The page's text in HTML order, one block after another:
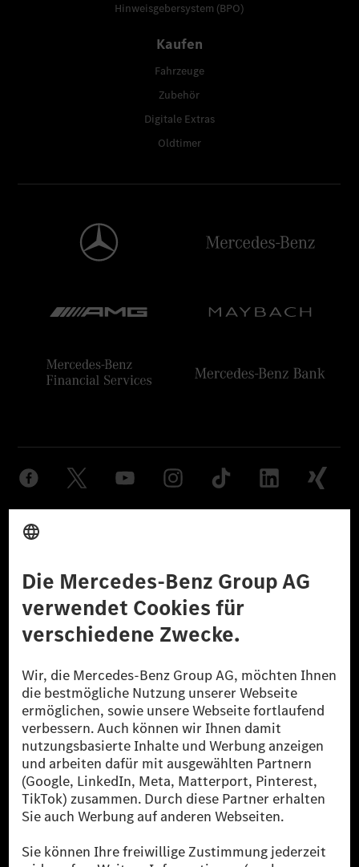
Hinweisgebersystem (BPO)
Kaufen
Fahrzeuge
Zubehör
Digitale Extras
Oldtimer
© 2026 Mercedes-Benz Group AG. Alle Rechte vorbehalten.
reduzierte CO₂-Emissionen bei der Mercedes-Benz Group durch
zertifizierte Ausgleichsprojekte kompensiert werden.
[2] Renewable Charging ist ein integraler Bestandteil von MB.CHARGE
Public in Europa, den USA, Kanada und China. Sofern an der jeweiligen
Ladestation noch kein Strom aus erneuerbaren Energien vorliegt,
verwendet Renewable Charging Grünstromzertifikate*. Diese stellen
sicher, dass für Ladevorgänge über MB.CHARGE Public eine äquivalente
Strommenge aus erneuerbaren Energien ins Stromnetz eingespeist wird.
Sie stammen ausschließlich aus Wind- und Solarkraftanlagen, die jünger
als sechs Jahre sind.
* Inkl. EKOenergy Ökolabel
* Die angegebenen Werte wurden nach dem vorgeschriebenen
Messverfahren WLTP (Worldwide harmonised Light vehicles Test